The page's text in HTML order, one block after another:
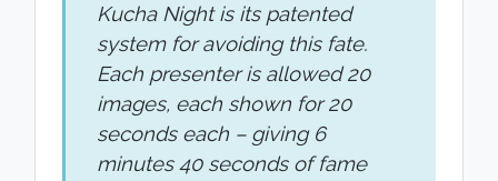
Kucha Night is its patented
system for avoiding this fate.
Each presenter is allowed 20
images, each shown for 20
seconds each – giving 6
minutes 40 seconds of fame